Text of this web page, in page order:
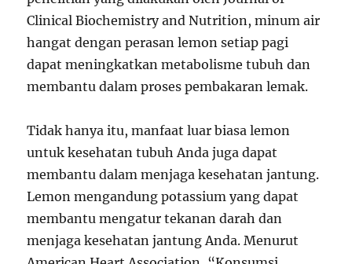
Clinical Biochemistry and Nutrition, minum air
hangat dengan perasan lemon setiap pagi
dapat meningkatkan metabolisme tubuh dan
membantu dalam proses pembakaran lemak.
Tidak hanya itu, manfaat luar biasa lemon
untuk kesehatan tubuh Anda juga dapat
membantu dalam menjaga kesehatan jantung.
Lemon mengandung potassium yang dapat
membantu mengatur tekanan darah dan
menjaga kesehatan jantung Anda. Menurut